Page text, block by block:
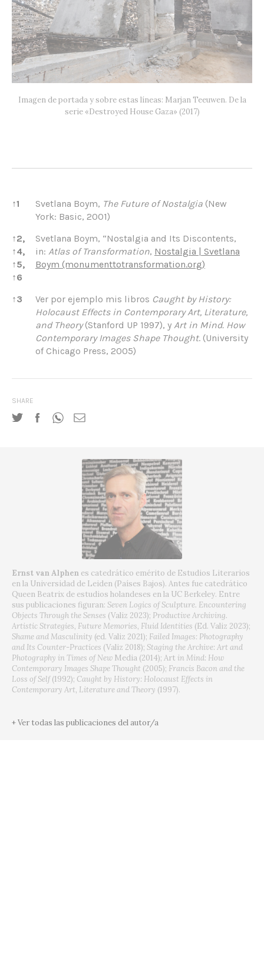
Imagen de portada y sobre estas líneas: Marjan Teeuwen. De la
serie «Destroyed House Gaza» (2017)
↑1 Svetlana Boym, The Future of Nostalgia (New
York: Basic, 2001)
↑2,
↑4,
↑5,
↑6
Svetlana Boym, “Nostalgia and Its Discontents,
in: Atlas of Transformation, Nostalgia | Svetlana
Boym (monumenttotransformation.org)
↑3 Ver por ejemplo mis libros Caught by History:
Holocaust Effects in Contemporary Art, Literature,
and Theory(Stanford UP 1997), y Art in Mind. How
Contemporary Images Shape Thought. (University
of Chicago Press, 2005)
SHARE
Ernst van Alphen es catedrático emérito de Estudios Literarios
en la Universidad de Leiden (Países Bajos). Antes fue catedrático
Queen Beatrix de estudios holandeses en la UC Berkeley. Entre
sus publicaciones figuran: Seven Logics of Sculpture. Encountering
Objects Through the Senses (Valiz 2023); Productive Archiving.
Artistic Strategies, Future Memories, Fluid Identities (Ed. Valiz 2023);
Shame and Masculinity (ed. Valiz 2021); Failed Images: Photography
and Its Counter-Practices (Valiz 2018); Staging the Archive: Art and
Photography in Times of New Media (2014); Art in Mind: How
Contemporary Images Shape Thought (2005); Francis Bacon and the
Loss of Self(1992); Caught by History: Holocaust Effects in
Contemporary Art, Literature and Theory (1997).
+ Ver todas las publicaciones del autor/a